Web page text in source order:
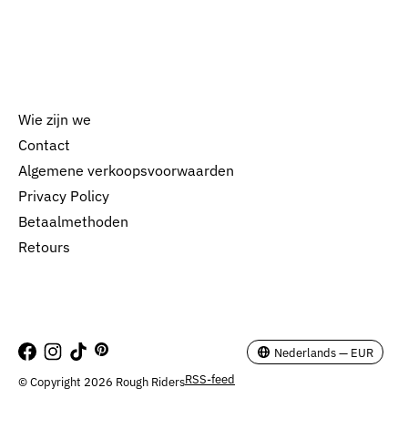
Wie zijn we
Contact
Algemene verkoopsvoorwaarden
Privacy Policy
Betaalmethoden
Retours
© Copyright 2026 Rough RidersRSS-feed
Nederlands — EUR